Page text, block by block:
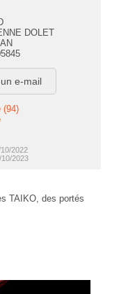
DOLET
e-mail
(94)
2022
2023
TAIKO, des portés